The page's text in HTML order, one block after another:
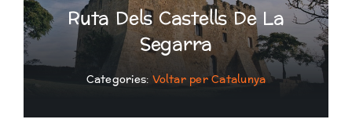
Ruta Dels Castells De La
Segarra
Categories: Voltar per Catalunya